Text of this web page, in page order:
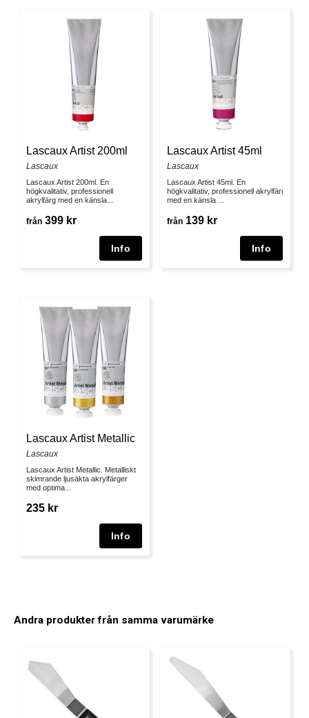
Lascaux Artist 200ml
Lascaux
Lascaux Artist 200ml. En
högkvalitativ, professionell
akrylfärg med en känsla...
från 399 kr
Lascaux Artist 45ml
Lascaux
Lascaux Artist 45ml. En
högkvalitativ, professionell akrylfärg
med en känsla ...
från 139 kr
Lascaux Artist Metallic
Lascaux
Lascaux Artist Metallic. Metalliskt
skimrande ljusäkta akrylfärger
med optima...
235 kr
Andra produkter från samma varumärke